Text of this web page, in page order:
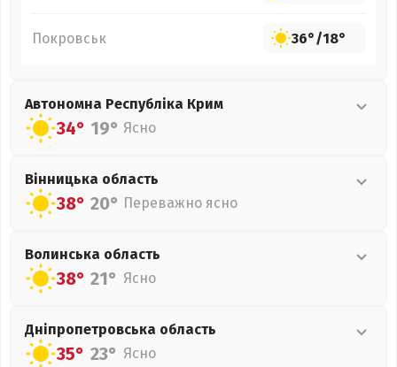
Покровськ 36°/18°
Автономна Республіка Крим
34° 19° Ясно
Вінницька область
38° 20° Переважно ясно
Волинська область
38° 21° Ясно
Дніпропетровська область
35° 23° Ясно